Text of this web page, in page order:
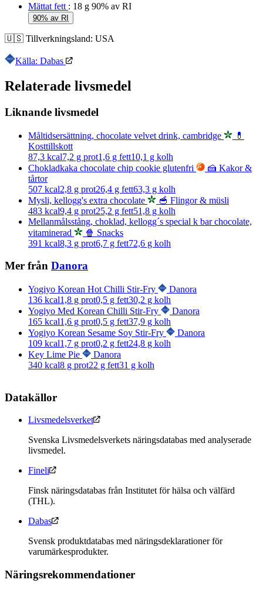
Mättat fett : 18 g 90% av RI
90% av RI
🇺🇸 Tillverkningsland: USA
Källa: Dabas
Relaterade livsmedel
Liknande livsmedel
Måltidsersättning, chocolate velvet drink, cambridge
💊
Kosttillskott
87,3 kcal7,2 g prot1,6 g fett10,1 g kolh
Chokladkaka chocolate chip cookie glutenfri
🍰 Kakor &
tårtor
507 kcal2,8 g prot26,4 g fett63,3 g kolh
Mysli, kellogg's extra chocolate
🥣 Flingor & müsli
483 kcal9,4 g prot25,2 g fett51,8 g kolh
Mellanmålsstång, choklad, kellogg´s special k bar chocolate,
vitaminerad
🍿 Snacks
391 kcal8,3 g prot6,7 g fett72,6 g kolh
Mer från Danora
Yogiyo Korean Hot Chilli Stir-Fry
Danora
136 kcal1,8 g prot0,5 g fett30,2 g kolh
Yogiyo Med Korean Chilli Stir-Fry
Danora
165 kcal1,6 g prot0,5 g fett37,9 g kolh
Yogiyo Korean Sesame Soy Stir-Fry
Danora
109 kcal1,7 g prot0,2 g fett24,8 g kolh
Key Lime Pie
Danora
340 kcal8 g prot22 g fett31 g kolh
Datakällor
Livsmedelsverket
Svenska Livsmedelsverkets näringsdatabas med analyserade
livsmedel.
Fineli
Finsk näringsdatabas från Institutet för hälsa och välfärd
(THL).
Dabas
Svensk produktdatabas med näringsdeklarationer för
varumärkesprodukter.
Näringsrekommendationer